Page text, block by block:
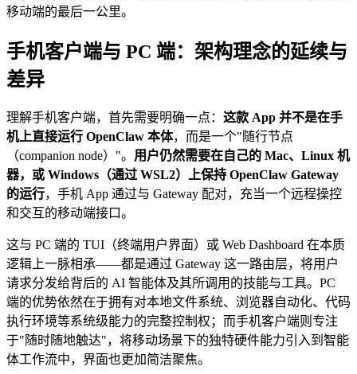
移动端的最后一公里。
手机客户端与 PC 端：架构理念的延续与
差异
理解手机客户端，首先需要明确一点： 这款 App 并不是在手
机上直接运行 OpenClaw 本体，而是一个"随行节点
（companion node）"​。 用户仍然需要在自己的 Mac、Linux 机
器，或 Windows（通过 WSL2）上保持 OpenClaw Gateway
的运行，手机 App 通过与 Gateway 配对，充当一个远程操控
和交互的移动端接口。
这与 PC 端的 TUI（终端用户界面）或 Web Dashboard 在本质
逻辑上一脉相承——都是通过 Gateway 这一路由层，将用户
请求分发给背后的 AI 智能体及其所调用的技能与工具。PC
端的优势依然在于拥有对本地文件系统、浏览器自动化、代码
执行环境等系统级能力的完整控制权；而手机客户端则专注
于"随时随地触达"，将移动场景下的独特硬件能力引入到智能
体工作流中，界面也更加简洁聚焦。